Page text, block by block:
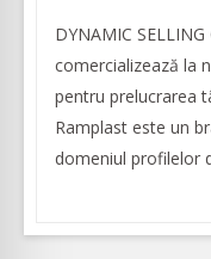
DYNAMIC
comercializează la
pentru prelucrarea
Ramplast este un
domeniul profilelor